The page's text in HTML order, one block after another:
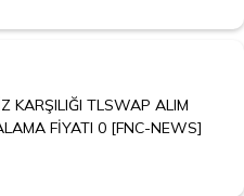
KARŞILIĞI TLSWAP ALIM
FİYATI 0 [FNC-NEWS]